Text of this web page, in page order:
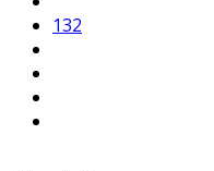
132